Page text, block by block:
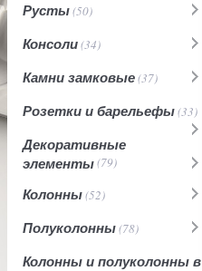
Русты(50)
Консоли(34)
Камни замковые(37)
Розетки и барельефы(33)
Декоративные
элементы(79)
Колонны(52)
Полуколонны(78)
Колонны и полуколонны в